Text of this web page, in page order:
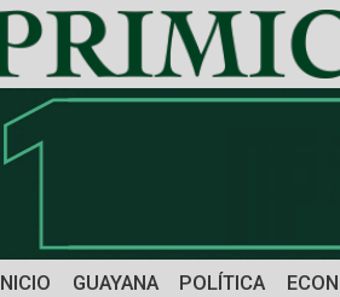
INICIO GUAYANA POLÍTICA